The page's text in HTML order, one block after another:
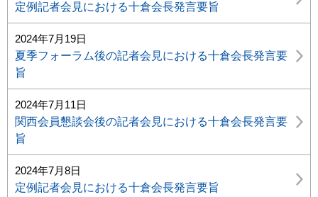
定例記者会見における十倉会長発言要旨
2024年7月19日
夏季フォーラム後の記者会見における十倉会長発言要
旨
2024年7月11日
関西会員懇談会後の記者会見における十倉会長発言要
旨
2024年7月8日
定例記者会見における十倉会長発言要旨